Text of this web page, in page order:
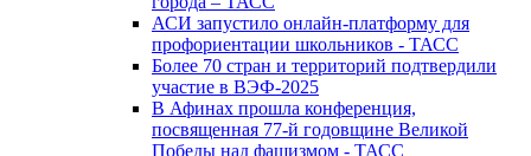
АСИ запустило онлайн-платформу для
профориентации школьников - ТАСС
Более 70 стран и территорий подтвердили
участие в ВЭФ-2025
В Афинах прошла конференция,
посвященная 77-й годовщине Великой
Победы над фашизмом - ТАСС